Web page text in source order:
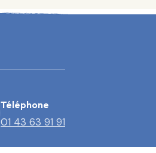
Téléphone
01 43 63 91 91